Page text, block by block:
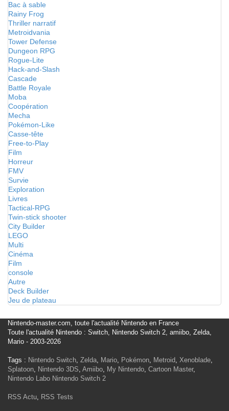
Bac à sable
Rainy Frog
Thriller narratif
Metroidvania
Tower Defense
Dungeon RPG
Rogue-Lite
Hack-and-Slash
Cascade
Battle Royale
Moba
Coopération
Mecha
Pokémon-Like
Casse-tête
Free-to-Play
Film
Horreur
FMV
Survie
Exploration
Livres
Tactical-RPG
Twin-stick shooter
City Builder
LEGO
Multi
Cinéma
Film
console
Autre
Deck Builder
Jeu de plateau
Nintendo-master.com, toute l'actualité Nintendo en France
Toute l'actualité Nintendo : Switch, Nintendo Switch 2, amiibo, Zelda,
Mario - 2003-2026
Tags : Nintendo Switch, Zelda, Mario, Pokémon, Metroid, Xenoblade,
Splatoon, Nintendo 3DS, Amiibo, My Nintendo, Cartoon Master,
Nintendo Labo Nintendo Switch 2
RSS Actu, RSS Tests